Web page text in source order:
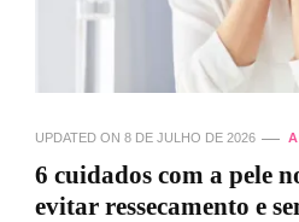
UPDATED ON 8 DE JULHO DE 2026
6 cuidados com a pele
evitar ressecamento e